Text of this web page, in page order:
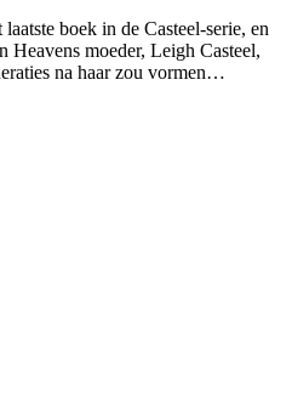
boek in de Casteel-serie, en
Heavens moeder, Leigh Casteel,
na haar zou vormen…